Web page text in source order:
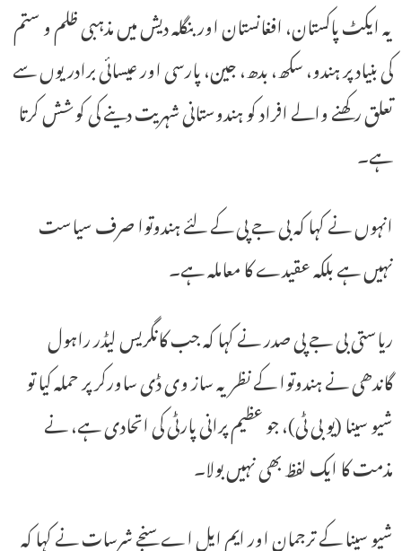
یہ ایکٹ پاکستان، افغانستان اور بنگلہ دیش میں مذہبی ظلم و ستم
کی بنیاد پر ہندو، سکھ، بدھ، جین، پارسی اور عیسائی برادریوں سے
تعلق رکھنے والے افراد کو ہندوستانی شہریت دینے کی کوشش کرتا
ہے۔
انہوں نے کہا کہ بی جے پی کے لئے ہندوتوا صرف سیاست
نہیں ہے بلکہ عقیدے کا معاملہ ہے۔
ریاستی بی جے پی صدر نے کہا کہ جب کانگریس لیڈر راہول
گاندھی نے ہندوتوا کے نظریہ ساز وی ڈی ساورکر پر حملہ کیا تو
شیو سینا (یو بی ٹی)، جو عظیم پرانی پارٹی کی اتحادی ہے، نے
مذمت کا ایک لفظ بھی نہیں بولا۔
شیو سینا کے ترجمان اور ایم ایل اے سنجے شرسات نے کہا کہ